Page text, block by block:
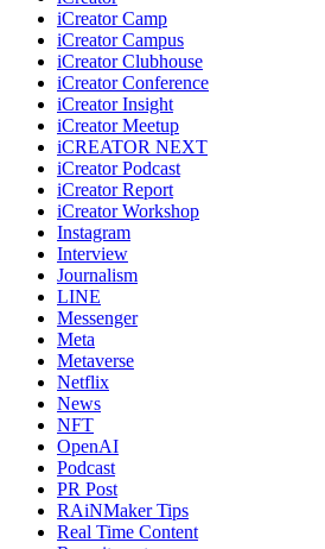
iCreator Camp
iCreator Campus
iCreator Clubhouse
iCreator Conference
iCreator Insight
iCreator Meetup
iCREATOR NEXT
iCreator Podcast
iCreator Report
iCreator Workshop
Instagram
Interview
Journalism
LINE
Messenger
Meta
Metaverse
Netflix
News
NFT
OpenAI
Podcast
PR Post
RAiNMaker Tips
Real Time Content